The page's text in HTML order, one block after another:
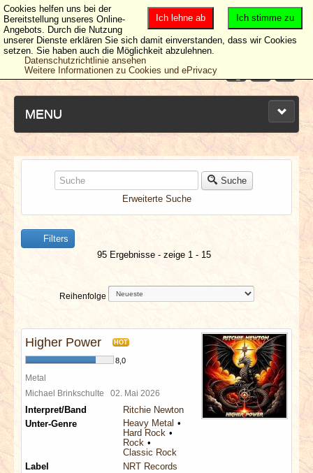
MENU
NEUESTE ARTIKEL
NEWS & DATES
BERICHTE
VERLOSUNGEN
SPECIALS
REDAKTION
LINKS
ARCHIV
Suche
Erweiterte Suche
Filters
95 Ergebnisse - zeige 1 - 15
Reihenfolge
Higher Power HOT
8,0
Metal
Michael Brinkschulte 02. Mai 2026
Interpret/Band
Ritchie Newton
Unter-Genre
Heavy Metal
Hard Rock
Rock
Classic Rock
Label
NRT Records
Ich stimme zu
Ich lehne ab
Cookies helfen uns bei der
Bereitstellung unseres Online-
Angebots. Durch die Nutzung
unserer Dienste erklären Sie sich damit einverstanden, dass wir Cookies
setzen. Sie haben auch die Möglichkeit abzulehnen.
Datenschutzrichtlinie ansehen
Weitere Informationen zu Cookies und ePrivacy